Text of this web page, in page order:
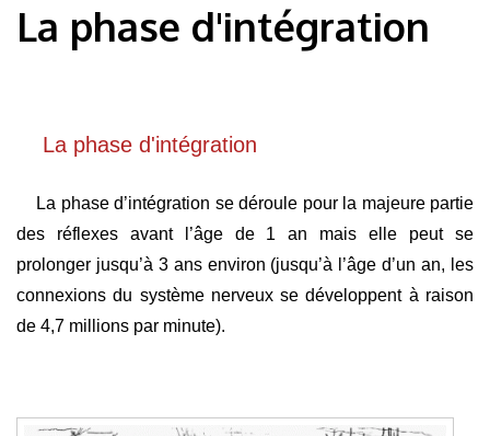
La phase d'intégration
La phase d'intégration
La phase d’intégration se déroule pour la majeure partie
des réflexes avant l’âge de 1 an mais elle peut se
prolonger jusqu’à 3 ans environ (jusqu’à l’âge d’un an, les
connexions du système nerveux se développent à raison
de 4,7 millions par minute).